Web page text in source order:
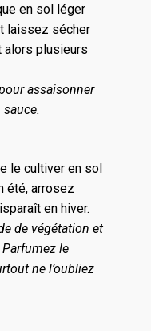
en sol léger
laissez sécher
alors plusieurs
assaisonner
le cultiver en sol
été, arrosez
en hiver.
de végétation et
le
ne l’oubliez